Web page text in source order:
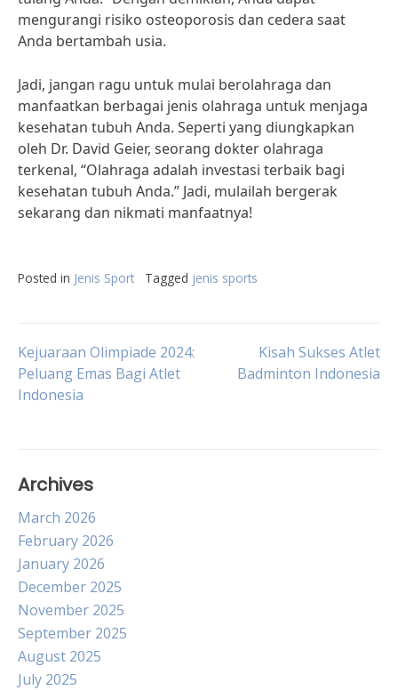
mengurangi risiko osteoporosis dan cedera saat
Anda bertambah usia.
Jadi, jangan ragu untuk mulai berolahraga dan
manfaatkan berbagai jenis olahraga untuk menjaga
kesehatan tubuh Anda. Seperti yang diungkapkan
oleh Dr. David Geier, seorang dokter olahraga
terkenal, “Olahraga adalah investasi terbaik bagi
kesehatan tubuh Anda.” Jadi, mulailah bergerak
sekarang dan nikmati manfaatnya!
Posted in Jenis Sport Tagged jenis sports
Post
navigation
Kejuaraan Olimpiade 2024:
Peluang Emas Bagi Atlet
Indonesia
Kisah Sukses Atlet
Badminton Indonesia
Archives
March 2026
February 2026
January 2026
December 2025
November 2025
September 2025
August 2025
July 2025